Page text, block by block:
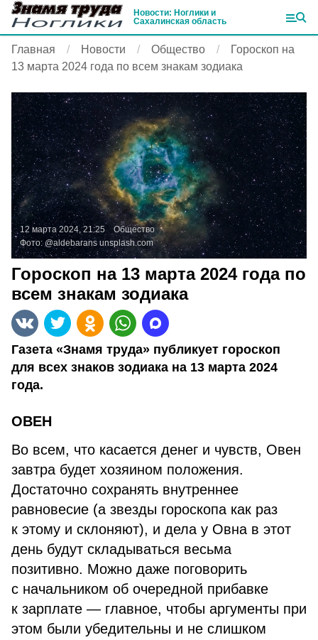
Новости: Ноглики и
Сахалинская область
Главная Новости Общество
Гороскоп на
13 марта 2024 года по всем знакам зодиака
12 марта 2024, 21:25
Общество
Фото:@aldebarans unsplash.com
Гороскоп на 13 марта 2024 года по
всем знакам зодиака
Газета «Знамя труда» публикует гороскоп
для всех знаков зодиака на 13 марта 2024
года.
ОВЕН
Во всем, что касается денег и чувств, Овен
завтра будет хозяином положения.
Достаточно сохранять внутреннее
равновесие (а звезды гороскопа как раз
к этому и склоняют), и дела у Овна в этот
день будут складываться весьма
позитивно. Можно даже поговорить
с начальником об очередной прибавке
к зарплате — главное, чтобы аргументы при
этом были убедительны и не слишком